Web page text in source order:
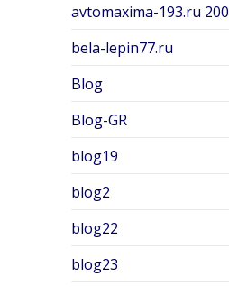
avtomaxima-193.ru 200
bela-lepin77.ru
Blog
Blog-GR
blog19
blog2
blog22
blog23